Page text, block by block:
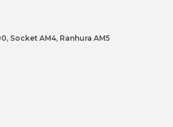
ARGB 360MM BRANCO
Socket AM4, Ranhura AM5